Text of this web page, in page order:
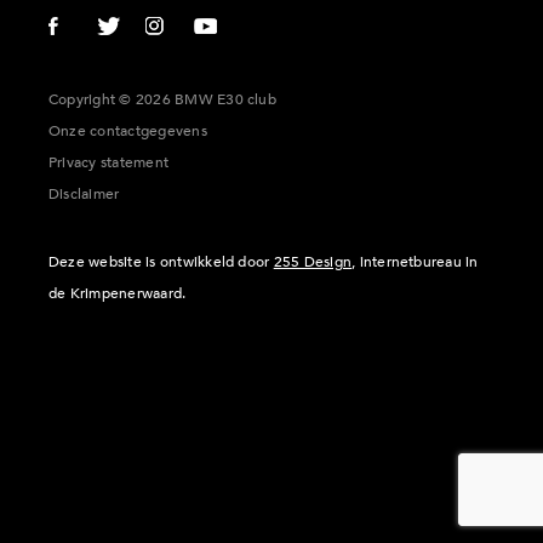
Copyright © 2026 BMW E30 club
Onze contactgegevens
Privacy statement
Disclaimer
Deze website is ontwikkeld door 255 Design, internetbureau in
de Krimpenerwaard.